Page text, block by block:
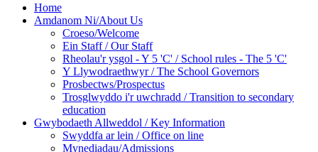
Home
Amdanom Ni/About Us
Croeso/Welcome
Ein Staff / Our Staff
Rheolau'r ysgol - Y 5 'C' / School rules - The 5 'C'
Y Llywodraethwyr / The School Governors
Prosbectws/Prospectus
Trosglwyddo i'r uwchradd / Transition to secondary
education
Gwybodaeth Allweddol / Key Information
Swyddfa ar lein / Office on line
Mynediadau/Admissions